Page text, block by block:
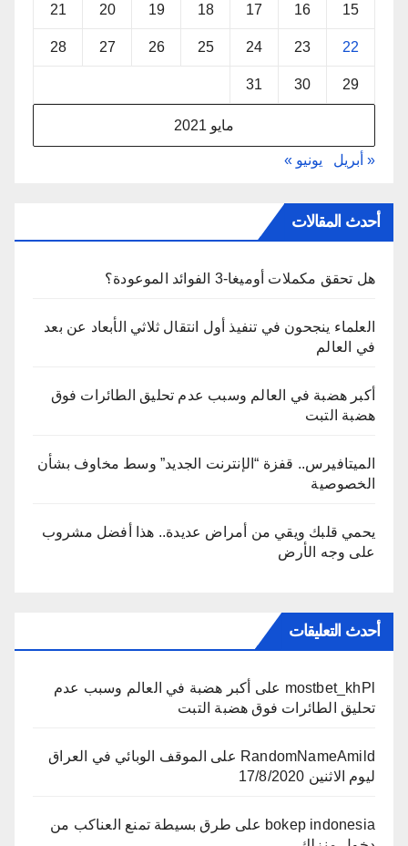
مايو 2021
15
16
17
18
19
20
21
22
23
24
25
26
27
28
29
30
31
« أبريل يونيو »
أحدث المقالات
هل تحقق مكملات أوميغا-3 الفوائد الموعودة؟
العلماء ينجحون في تنفيذ أول انتقال ثلاثي الأبعاد عن بعد
في العالم
أكبر هضبة في العالم وسبب عدم تحليق الطائرات فوق
هضبة التبت
الميتافيرس.. قفزة “الإنترنت الجديد” وسط مخاوف بشأن
الخصوصية
يحمي قلبك ويقي من أمراض عديدة.. هذا أفضل مشروب
على وجه الأرض
أحدث التعليقات
mostbet_khPl على أكبر هضبة في العالم وسبب عدم
تحليق الطائرات فوق هضبة التبت
RandomNameAmild على الموقف الوبائي في العراق
ليوم الاثنين 17/8/2020
bokep indonesia على طرق بسيطة تمنع العناكب من